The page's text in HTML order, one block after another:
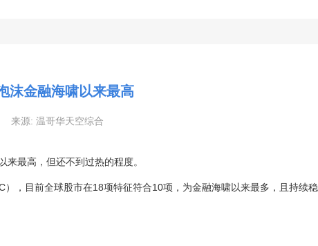
沫金融海啸以来最高
来源: 温哥华天空综合
最高，但还不到过热的程度。
，目前全球股市在18项特征符合10项，为金融海啸以来最多，且持续稳